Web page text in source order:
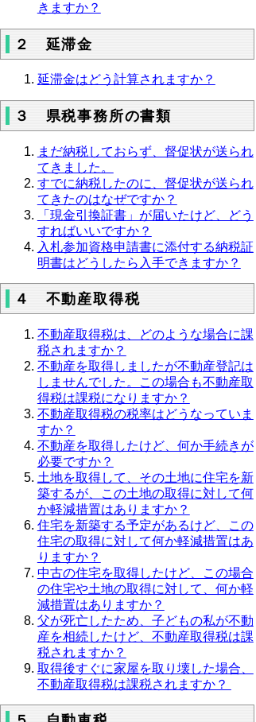
きますか？
２ 延滞金
延滞金はどう計算されますか？
３ 県税事務所の書類
まだ納税しておらず、督促状が送られ
てきました。
すでに納税したのに、督促状が送られ
てきたのはなぜですか？
「現金引換証書」が届いたけど、どう
すればいいですか？
入札参加資格申請書に添付する納税証
明書はどうしたら入手できますか？
４ 不動産取得税
不動産取得税は、どのような場合に課
税されますか？
不動産を取得しましたが不動産登記は
しませんでした。この場合も不動産取
得税は課税になりますか？
不動産取得税の税率はどうなっていま
すか？
不動産を取得したけど、何か手続きが
必要ですか？
土地を取得して、その土地に住宅を新
築するが、この土地の取得に対して何
か軽減措置はありますか？
住宅を新築する予定があるけど、この
住宅の取得に対して何か軽減措置はあ
りますか？
中古の住宅を取得したけど、この場合
の住宅や土地の取得に対して、何か軽
減措置はありますか？
父が死亡したため、子どもの私が不動
産を相続したけど、不動産取得税は課
税されますか？
取得後すぐに家屋を取り壊した場合、
不動産取得税は課税されますか？